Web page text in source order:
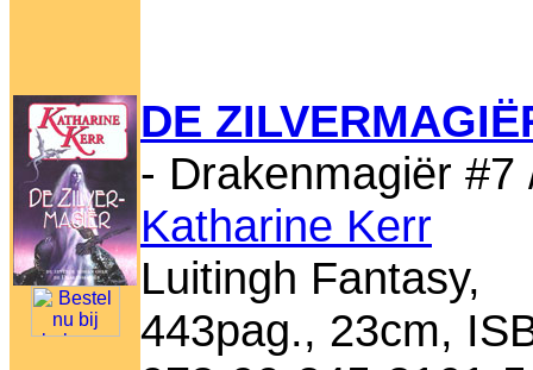
DE
- Drakenmagiër #7
Katharine Kerr
Luitingh Fantasy,
443pag., 23cm,